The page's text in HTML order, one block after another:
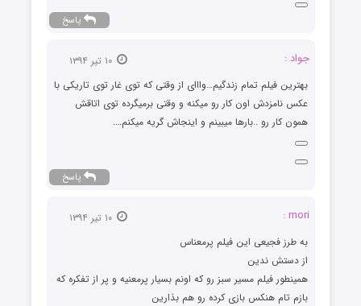
پاسخ
جواد :
۱۰ تیر ۱۳۹۴
بهترین فیلم تمام زندگیم…وااای از وقتی که توی غار توی تاریکی با
عکس نامزدش اون کار رو میکنه و وقتی برمیگرده توی اتاقش
همون کار رو ..بارها میبینم و اینجاش گریه میکنم….
پاسخ
mori :
۱۰ تیر ۱۳۹۴
به طرز فجیعی این فیلم پرمعناس
از دستش ندین
همینطور فیلم مسیر سبز رو که اونم بسیار پرمعنیه و پر از تفکره که
بازم تام هنکس بازی کرده رو هم بذارین